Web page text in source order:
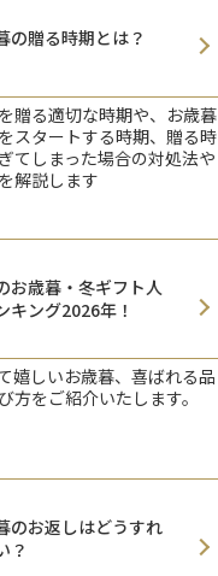
の贈る時期とは？
贈る適切な時期や、お歳暮
スタートする時期、贈る時
てしまった場合の対処法や
解説します
お歳暮・冬ギフト人
キング2026年！
嬉しいお歳暮、喜ばれる品
方をご紹介いたします。
のお返しはどうすれ
？